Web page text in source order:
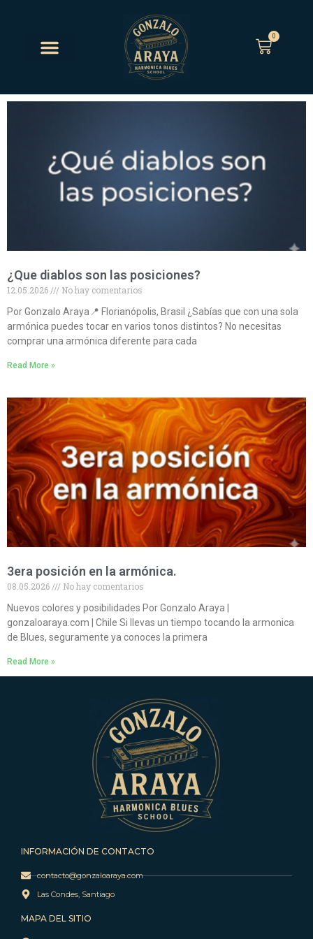
0
¿Que diablos son las posiciones?
12.05.2026
No hay comentarios
Por Gonzalo Araya📍 Florianópolis, Brasil ¿Sabías que con una sola
armónica puedes tocar en varios tonos distintos? No necesitas
comprar una armónica diferente para cada
Read More »
3era posición en la armónica.
08.05.2026
No hay comentarios
Nuevos colores y posibilidades Por Gonzalo Araya |
gonzaloaraya.com | Chile Si llevas un tiempo tocando la armonica
de Blues, seguramente ya conoces la primera
Read More »
INFORMACIÓN DE CONTACTO
contacto@gonzaloaraya.com
Las Condes, Santiago
MAPA DEL SITIO